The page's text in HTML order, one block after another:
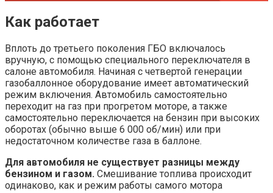
Как работает
Вплоть до третьего поколения ГБО включалось
вручную, с помощью специального переключателя в
салоне автомобиля. Начиная с четвертой генерации
газобаллонное оборудование имеет автоматический
режим включения. Автомобиль самостоятельно
переходит на газ при прогретом моторе, а также
самостоятельно переключается на бензин при высоких
оборотах (обычно выше 6 000 об/мин) или при
недостаточном количестве газа в баллоне.
Для автомобиля не существует разницы между
бензином и газом. Смешивание топлива происходит
одинаково, как и режим работы самого мотора